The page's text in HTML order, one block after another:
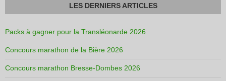
LES DERNIERS ARTICLES
Packs à gagner pour la Transléonarde 2026
Concours marathon de la Bière 2026
Concours marathon Bresse-Dombes 2026